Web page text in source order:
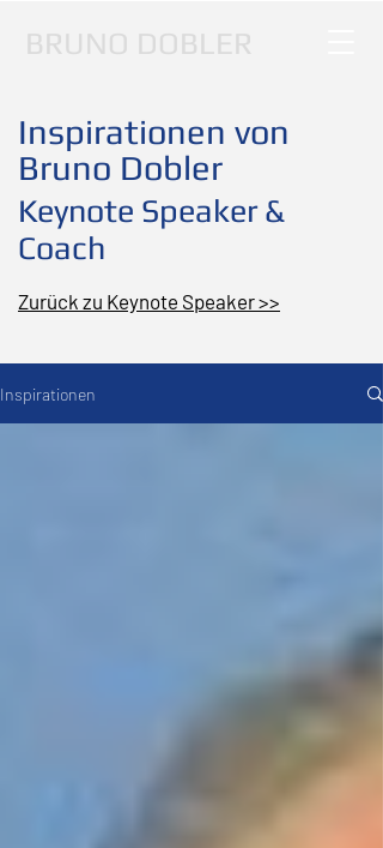
BRUNO DOBLER
Inspirationen von
Bruno Dobler
Keynote Speaker &
Coach
Zurück zu Keynote Speaker >>
Inspirationen